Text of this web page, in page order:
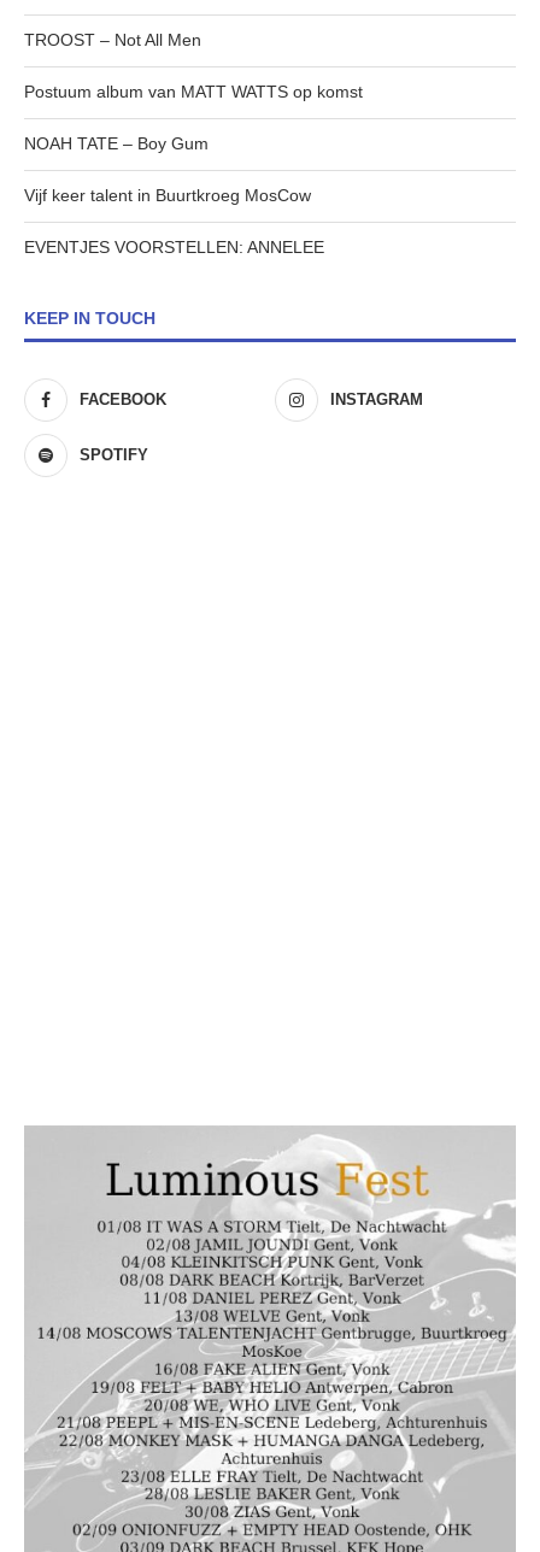
TROOST – Not All Men
Postuum album van MATT WATTS op komst
NOAH TATE – Boy Gum
Vijf keer talent in Buurtkroeg MosCow
EVENTJES VOORSTELLEN: ANNELEE
KEEP IN TOUCH
FACEBOOK INSTAGRAM
SPOTIFY